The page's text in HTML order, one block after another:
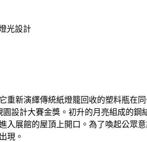
光設計
新演繹傳統紙燈籠回收的塑料瓶在
設計大賽金獎。初升的月亮組成的
展館的屋頂上開口。為了喚起公眾
現。